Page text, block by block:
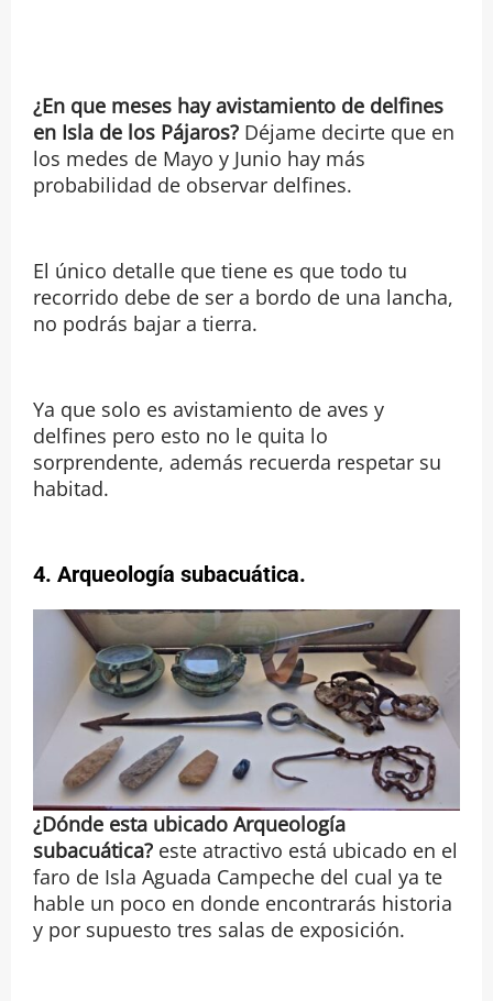
¿En que meses hay avistamiento de delfines
en Isla de los Pájaros? Déjame decirte que en
los medes de Mayo y Junio hay más
probabilidad de observar delfines.
El único detalle que tiene es que todo tu
recorrido debe de ser a bordo de una lancha,
no podrás bajar a tierra.
Ya que solo es avistamiento de aves y
delfines pero esto no le quita lo
sorprendente, además recuerda respetar su
habitad.
4. Arqueología subacuática.
¿Dónde esta ubicado Arqueología
subacuática?este atractivo está ubicado en el
faro de Isla Aguada Campeche del cual ya te
hable un poco en donde encontrarás historia
y por supuesto tres salas de exposición.